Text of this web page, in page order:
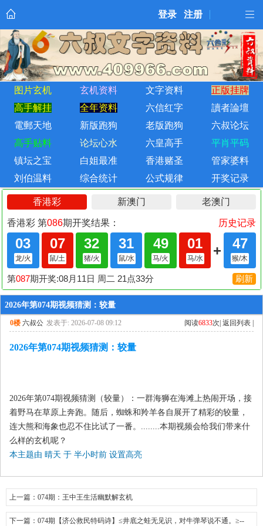
登录 注册
图片玄机 玄机资料 文字资料
正版挂牌
高手解挂
全年资料 六信红字
讀者論壇
電郵天地
新版跑狗 老版跑狗
六叔论坛
高手贴料
论坛心水 六皇高手
平肖平码
镇坛之宝
白姐最准 香港赌圣
管家婆料
刘伯温料
综合统计 公式规律 开奖记录
2026年第074期视频猜测：较量
0楼 六叔公 发表于: 2026-07-08 09:12 阅读6833次| 返回列表
2026年第074期视频猜测：较量
2026年第074期视频猜测（较量）：一群海狮在海滩上热闹开场，接
着野马在草原上奔跑。随后，蜘蛛和羚羊各自展开了精彩的较量，
连大熊和海象也忍不住比试了一番。........本期视频会给我们带来什
么样的玄机呢？
本主题由 晴天 于 半小时前 设置高亮
上一篇： 074期：王中王生活幽默解玄机
下一篇： 074期【济公救民特码诗】≤井底之蛙无见识，对牛弹琴说不通。≥--